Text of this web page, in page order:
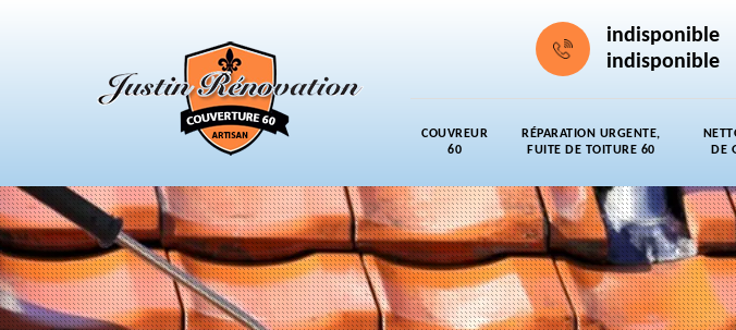
indisponible
indisponible
COUVREUR
60
RÉPARATION URGENTE,
FUITE DE TOITURE 60
DE